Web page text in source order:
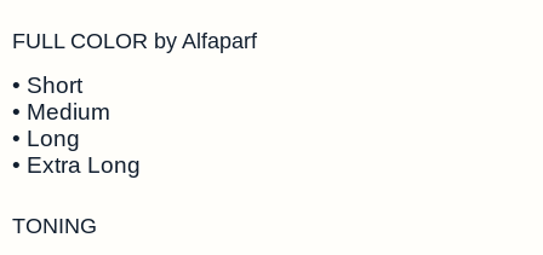
FULL COLOR by Alfaparf
• Short
• Medium
• Long
• Extra Long
TONING